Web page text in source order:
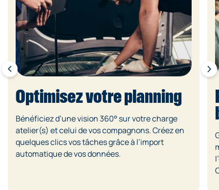
Optimisez votre planning
Bénéficiez d’une vision 360° sur votre charge
atelier(s) et celui de vos compagnons. Créez en
quelques clics vos tâches grâce à l’import
automatique de vos données.